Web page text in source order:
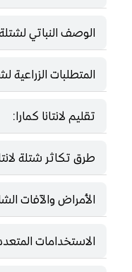
الوصف النباتي لشتلة
المتطلبات الزراعية
تقليم لانتانا كمارا:
طرق تكاثر شتلة
الأمراض والآفات
الاستخدامات